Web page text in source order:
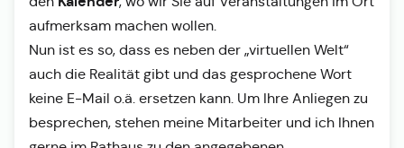
aufmerksam machen wollen.
Nun ist es so, dass es neben der „virtuellen Welt“
auch die Realität gibt und das gesprochene Wort
keine E-Mail o.ä. ersetzen kann. Um Ihre Anliegen zu
besprechen, stehen meine Mitarbeiter und ich Ihnen